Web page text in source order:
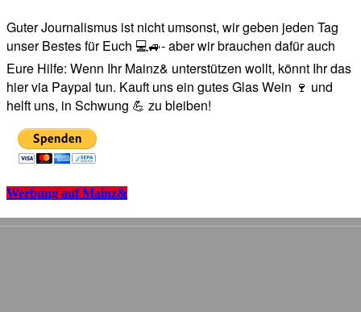
Guter Journalismus ist nicht umsonst, wir geben jeden Tag
unser Bestes für Euch 💻🚙- aber wir brauchen dafür auch
Eure Hilfe: Wenn Ihr Mainz& unterstützen wollt, könnt Ihr das
hier via Paypal tun. Kauft uns ein gutes Glas Wein 🍷 und
helft uns, in Schwung 💪 zu bleiben!
Werbung auf Mainz&